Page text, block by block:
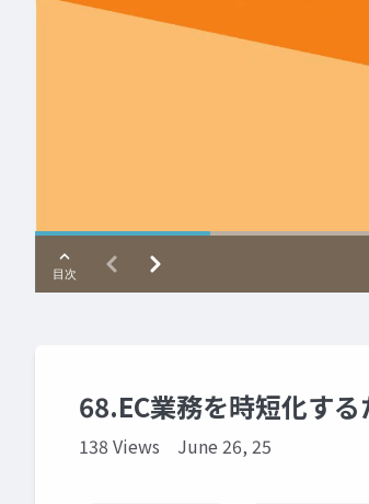
68.EC業務を時短化す
138 Views June 26, 25